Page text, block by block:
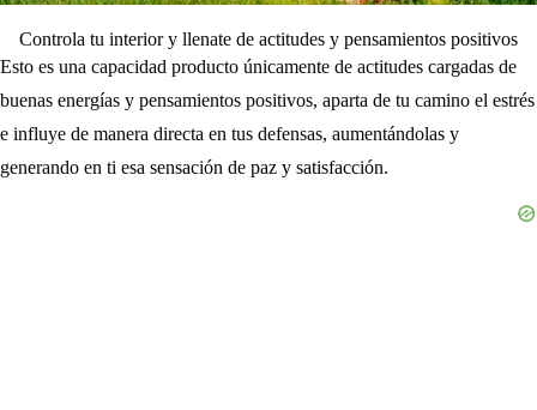
Controla tu interior y llenate de actitudes y pensamientos positivos
Esto es una capacidad producto únicamente de actitudes cargadas de
buenas energías y pensamientos positivos, aparta de tu camino el estrés
e influye de manera directa en tus defensas, aumentándolas y
generando en ti esa sensación de paz y satisfacción.